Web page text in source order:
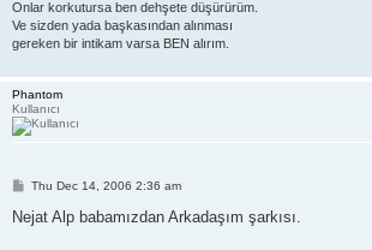
Onlar korkutursa ben dehşete düşürürüm.
Ve sizden yada başkasından alınması
gereken bir intikam varsa BEN alırım.
Phantom
Kullanıcı
P
s
Thu Dec 14, 2006 2:36 am
Nejat Alp babamızdan Arkadaşım şarkısı.